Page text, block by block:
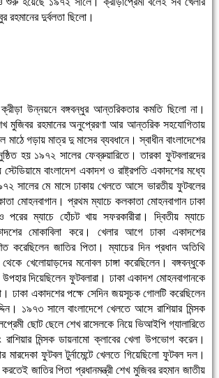
রহমানের দুর্বলতা ছিলো।
ক্রীড়া উন্নয়নে বঙ্গবন্ধুর আন্তরিকতার কমতি ছিলো না।
মুজিবর রহমানের অনুপ্রেরণা আর আন্তরিক সহযোগিতায়
মাঠে গড়ায় মাত্র দু মাসের ব্যবধানে। স্বাধীন বাংলাদেশের
হয় ১৯৭২ সালের ফেব্রুয়ারিতে। তারকা ফুটবলারদের
বাংলাদেশ একাদশ ও রাষ্ট্রপতি একাদশের মধ্যে
সালের মে মাসে ঢাকায় খেলতে আসে ভারতীয় ফুটবলের
মোহনবাগান। প্রথম ম্যাচে কলকাতা মোহনবাগান ঢাকা
পরের ম্যাচে হোঁচট খায় সফরকারীরা। দ্বিতীয় ম্যাচে
মোকাবিলা করে। খেলার আগে ঢাকা একাদশের
করেছিলেন জাতির পিতা। ম্যাচের দিন প্রধান অতিথি
খেলোয়াড়দের মনোবল চাঙ্গা করেছিলেন। বঙ্গবন্ধুকে
দিয়েছিলেন ফুটবলারা। ঢাকা একাদশ মোহনবাগানকে
ঢাকা একাদশের পক্ষে সেদিন জয়সূচক গোলটি করেছিলেন
১৯৭৩ সালে বাংলাদেশে খেলতে আসে রাশিয়ার মিন্সক
ছোট ছেলে শেখ রাসেলকে নিয়ে ভিআইপি গ্যালারিতে
মিন্সক ডায়নামো ক্লাবের খেলা উপভোগ করেন।
মারদেকা ফুটবল টুর্নামেন্টে খেলতে গিয়েছিলো ফুটবল দল।
জাতির পিতা প্রধানমন্ত্রী শেখ মুজিবর রহমান জাতীয়